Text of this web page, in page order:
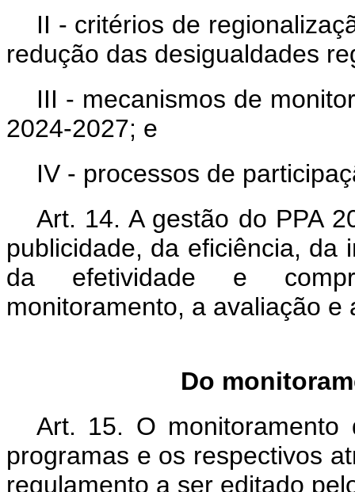
II - critérios de
redução das desigualdades
III - mecanismos de
2024-2027; e
IV - processos de
Art. 14. A gestão do PPA
publicidade, da eficiência, da
da efetividade e
monitoramento, a avaliação e
Do
Art. 15. O monitoramento
programas e os respectivos
regulamento a ser editado